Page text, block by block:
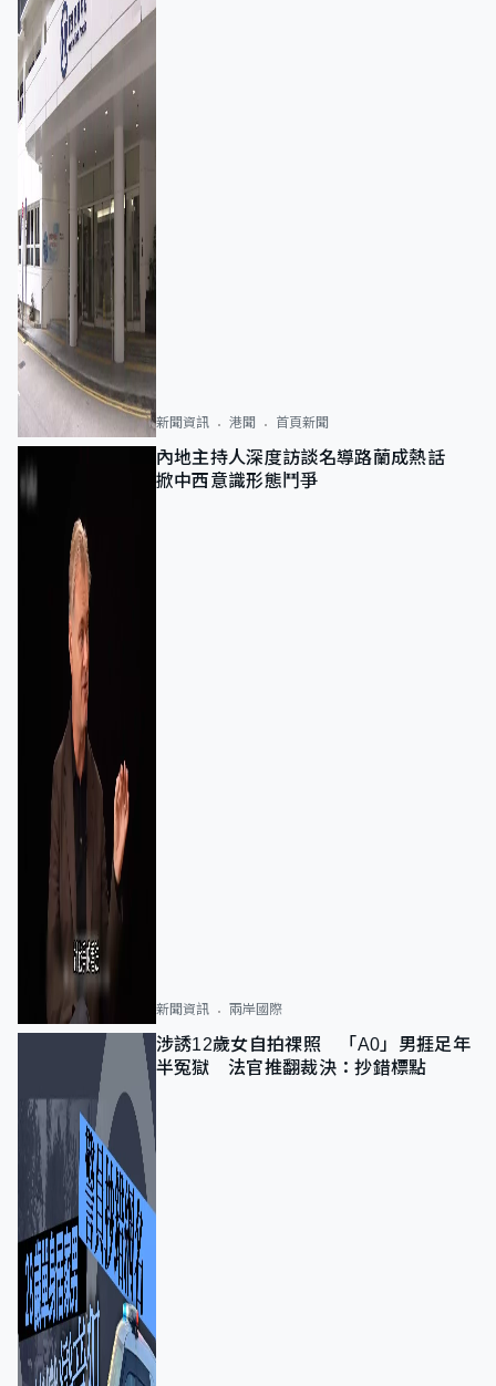
新聞資訊 港聞 首頁新聞
內地主持人深度訪談名導路蘭成熱話
掀中西意識形態鬥爭
新聞資訊 兩岸國際
涉誘12歲女自拍祼照 「A0」男捱足年
半冤獄 法官推翻裁決：抄錯標點